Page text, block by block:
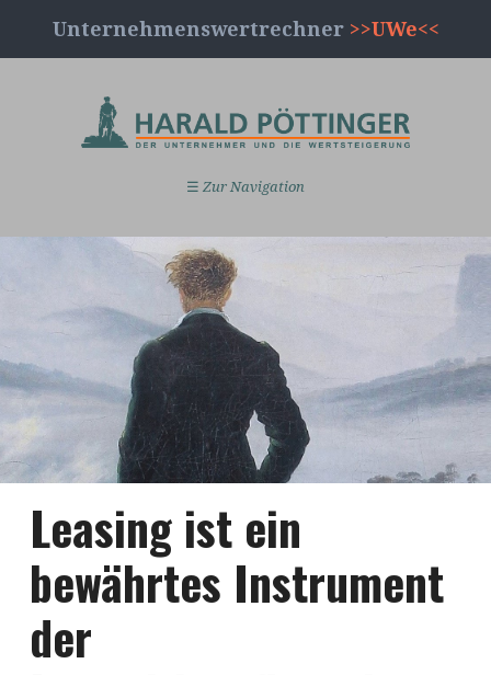
Unternehmenswertrechner >>UWe<<
☰ Zur Navigation
Leasing ist ein
bewährtes Instrument
der